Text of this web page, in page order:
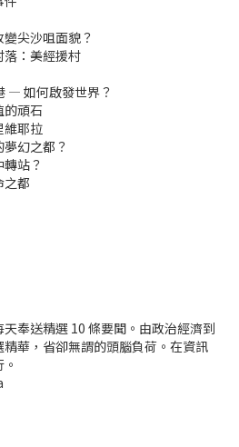
尖沙咀面貌？
：美經援村
— 如何啟發世界？
的頑石
維耶拉
幻之都？
站？
之都
奉送精選 10 條要聞。由政治經濟到
華，省卻無謂的頭腦負荷。在資訊